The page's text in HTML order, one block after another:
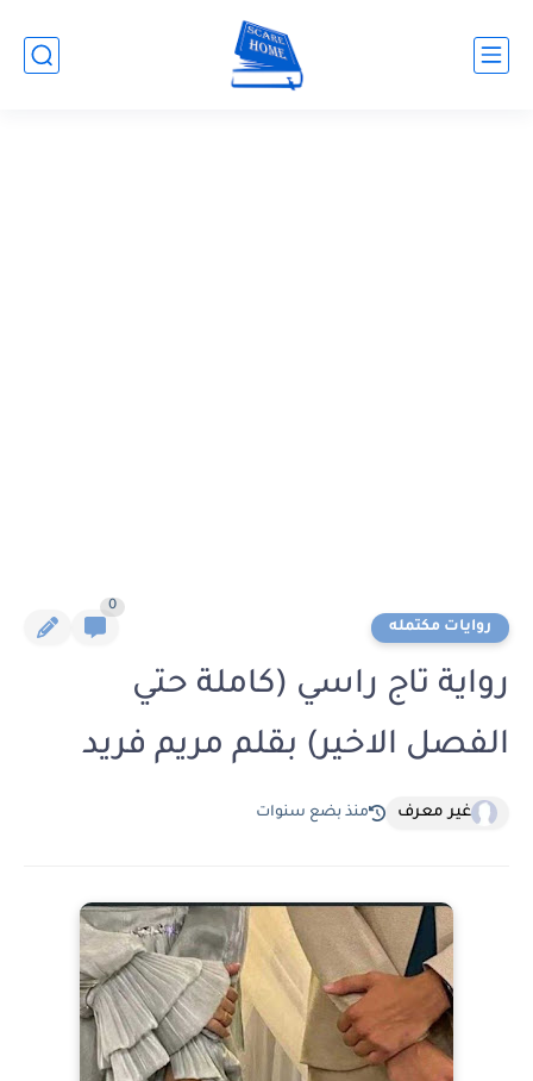
روايات مكتمله
0
رواية تاج راسي (كاملة حتي
الفصل الاخير) بقلم مريم فريد
غير معرف منذ بضع سنوات